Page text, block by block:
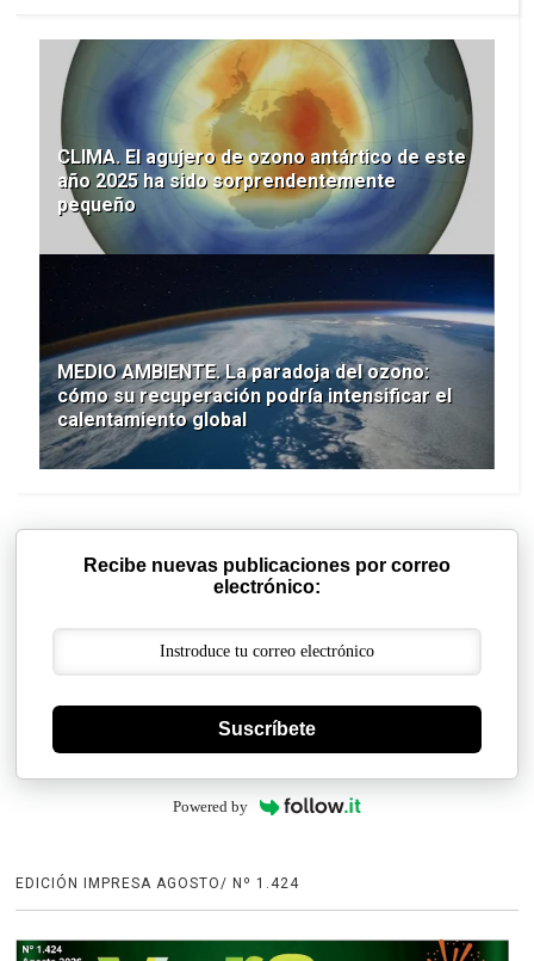
CLIMA. El agujero de ozono antártico de este
año 2025 ha sido sorprendentemente
pequeño
MEDIO AMBIENTE. La paradoja del ozono:
cómo su recuperación podría intensificar el
calentamiento global
Recibe nuevas publicaciones por correo
electrónico:
Suscríbete
Powered by
EDICIÓN IMPRESA AGOSTO/ Nº 1.424